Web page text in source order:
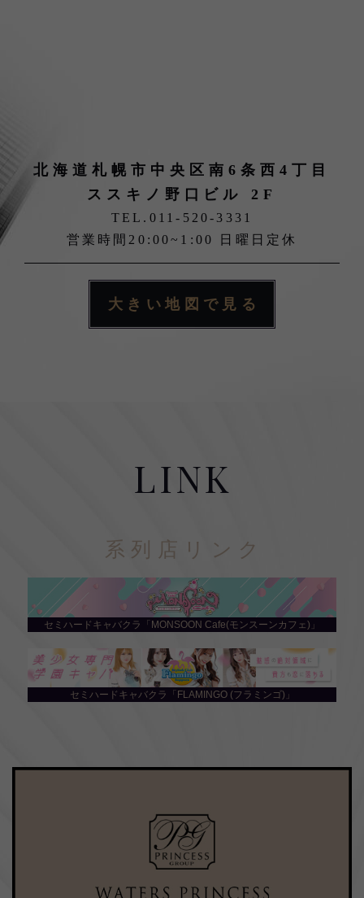
北海道札幌市中央区南6条西4丁目
ススキノ野口ビル 2F
TEL. 011-520-3331
営業時間20:00~1:00 日曜日定休
大きい地図で見る
LINK
系列店リンク
セミハードキャバクラ「MONSOON Cafe(モンスーンカフェ)」
セミハードキャバクラ「FLAMINGO (フラミンゴ)」